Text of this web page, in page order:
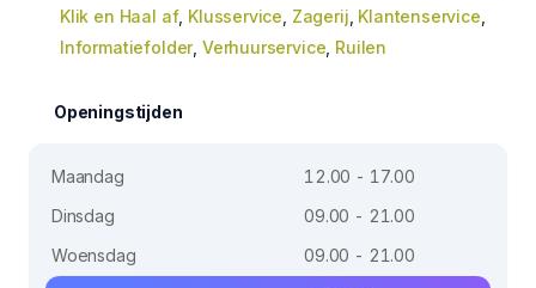
Klik en Haal af, Klusservice Zagerij Klantenservice
Informatiefolder, Verhuurservice Ruilen
Openingstijden
Maandag
12.00 - 17.00
Dinsdag
09.00 - 21.00
Woensdag
09.00 - 21.00